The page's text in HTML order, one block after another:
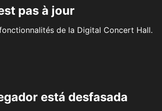
pas à jour
de la Digital Concert Hall.
está desfasada